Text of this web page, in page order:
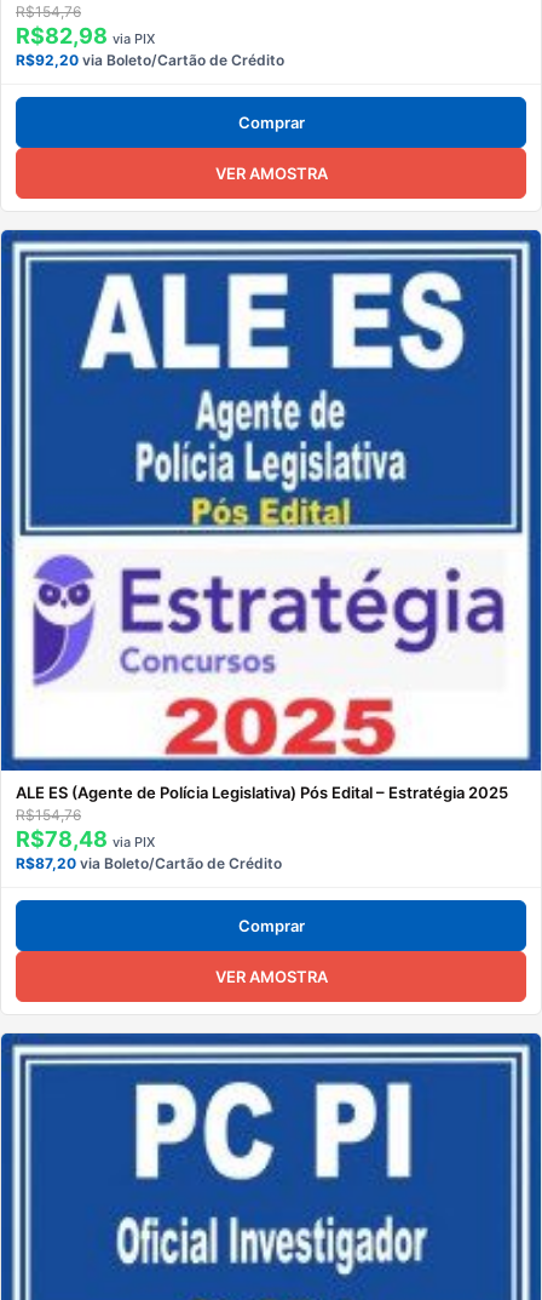
R$154,76
R$82,98 via PIX
R$92,20 via Boleto/Cartão de Crédito
Comprar
VER AMOSTRA
ALE ES (Agente de Polícia Legislativa) Pós Edital – Estratégia 2025
R$154,76
R$78,48 via PIX
R$87,20 via Boleto/Cartão de Crédito
Comprar
VER AMOSTRA